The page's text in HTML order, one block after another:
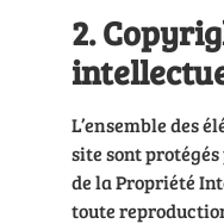
2.
L’ensemble des
site sont
de la Propriété
toute